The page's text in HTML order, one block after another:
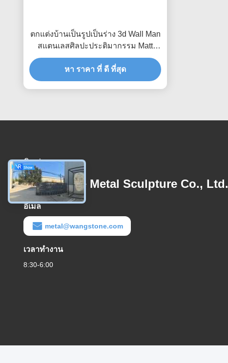
ตกแต่งบ้านเป็นรูปเป็นร่าง 3d Wall Man
สแตนเลสศิลปะประติมากรรม Matt
Finish
หา ราคา ที่ ดี ที่สุด
ติดต่อเรา
Wangstone Metal Sculpture Co., Ltd.
อีเมล
metal@wangstone.com
เวลาทำงาน
8:30-6:00